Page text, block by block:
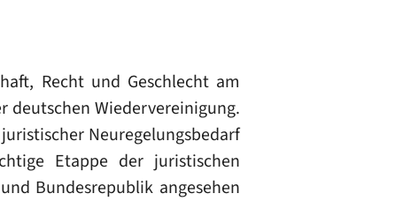
Recht und Geschlecht am
deutschen Wiedervereinigung.
Neuregelungsbedarf
Etappe der juristischen
Bundesrepublik angesehen